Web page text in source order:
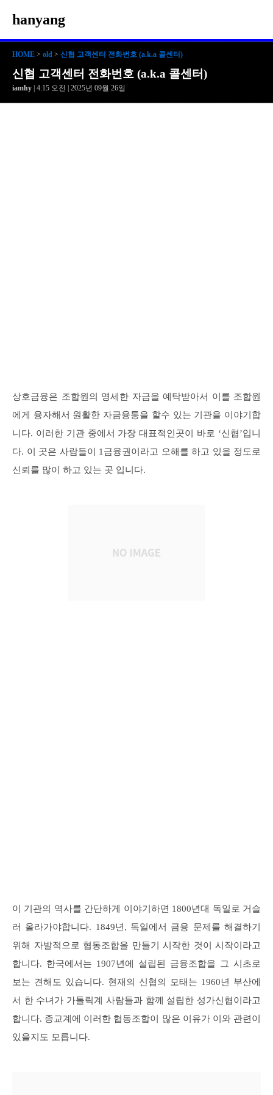
hanyang
HOME > old > 신협 고객센터 전화번호 (a.k.a 콜센터)
신협 고객센터 전화번호 (a.k.a 콜센터)
iamhy | 4:15 오전 | 2025년 09월 26일
상호금융은 조합원의 영세한 자금을 예탁받아서 이를 조합원
에게 융자해서 원활한 자금융통을 할수 있는 기관을 이야기합
니다. 이러한 기관 중에서 가장 대표적인곳이 바로 ‘신협’입니
다. 이 곳은 사람들이 1금융권이라고 오해를 하고 있을 정도로
신뢰를 많이 하고 있는 곳 입니다.
이 기관의 역사를 간단하게 이야기하면 1800년대 독일로 거슬
러 올라가야합니다. 1849년, 독일에서 금융 문제를 해결하기
위해 자발적으로 협동조합을 만들기 시작한 것이 시작이라고
합니다. 한국에서는 1907년에 설립된 금융조합을 그 시초로
보는 견해도 있습니다. 현재의 신협의 모태는 1960년 부산에
서 한 수녀가 가톨릭계 사람들과 함께 설립한 성가신협이라고
합니다. 종교계에 이러한 협동조합이 많은 이유가 이와 관련이
있을지도 모릅니다.